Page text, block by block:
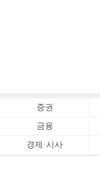
증권
금융
경제·시사